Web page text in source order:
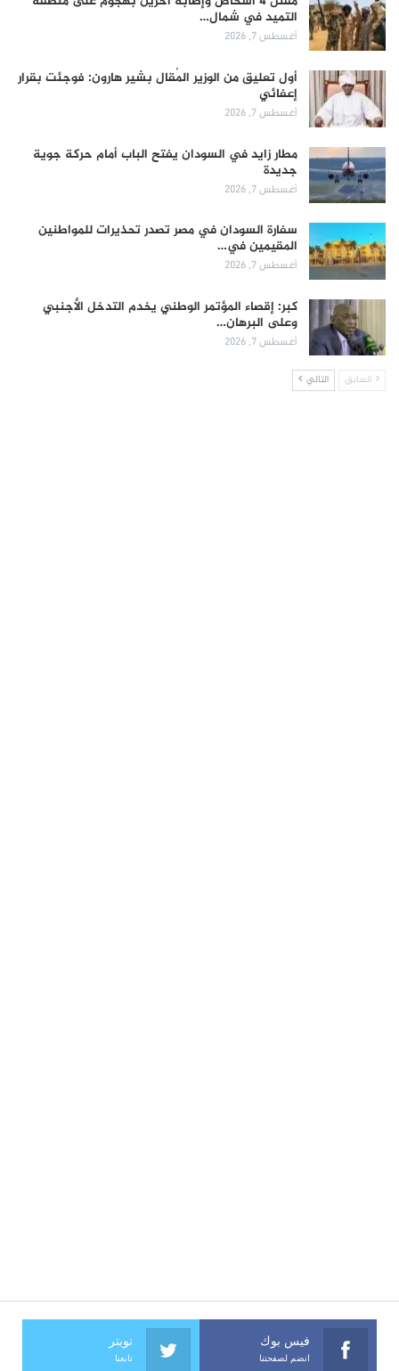
التميد في شمال…
أغسطس 7, 2026
أول تعليق من الوزير المُقال بشير هارون: فوجئت بقرار
إعفائي
أغسطس 7, 2026
مطار زايد في السودان يفتح الباب أمام حركة جوية
جديدة
أغسطس 7, 2026
سفارة السودان في مصر تصدر تحذيرات للمواطنين
المقيمين في…
أغسطس 7, 2026
كبر: إقصاء المؤتمر الوطني يخدم التدخل الأجنبي
وعلى البرهان…
أغسطس 7, 2026
السابق التالي
فيس بوك
انضم لصفحتنا
تويتر
تابعنا